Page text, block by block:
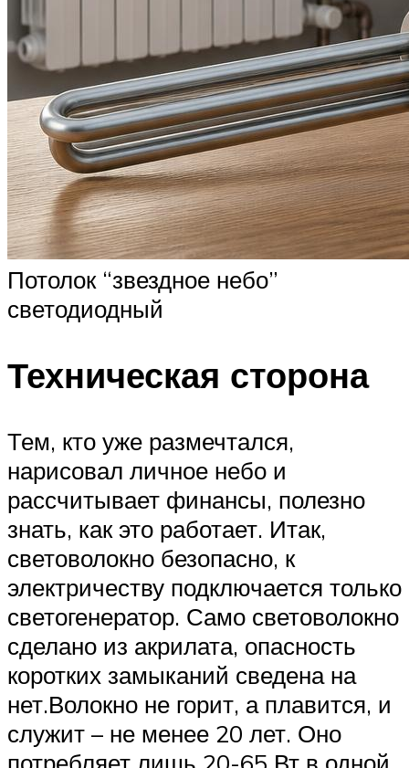
Потолок “звездное небо”
светодиодный
Техническая сторона
Тем, кто уже размечтался,
нарисовал личное небо и
рассчитывает финансы, полезно
знать, как это работает. Итак,
световолокно безопасно, к
электричеству подключается только
светогенератор. Само световолокно
сделано из акрилата, опасность
коротких замыканий сведена на
нет.Волокно не горит, а плавится, и
служит – не менее 20 лет. Оно
потребляет лишь 20-65 Вт в одной